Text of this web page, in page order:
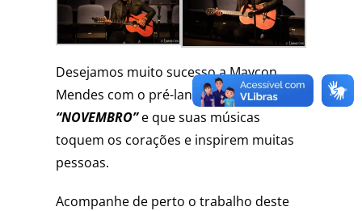
Desejamos muito sucesso a Maycon
Mendes com o pré-lançamento doEP
“NOVEMBRO”e que suas músicas
toquem os corações e inspirem muitas
pessoas.
Acompanhe de perto o trabalho deste